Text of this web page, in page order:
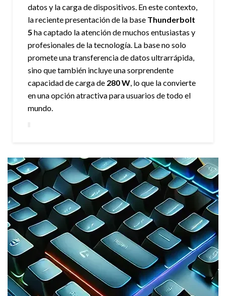
datos y la carga de dispositivos. En este contexto,
la reciente presentación de la base Thunderbolt
5 ha captado la atención de muchos entusiastas y
profesionales de la tecnología. La base no solo
promete una transferencia de datos ultrarrápida,
sino que también incluye una sorprendente
capacidad de carga de 280 W , lo que la convierte
en una opción atractiva para usuarios de todo el
mundo.